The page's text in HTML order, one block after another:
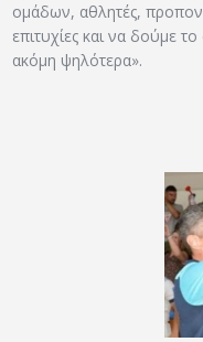
ομάδων, αθλητές,
επιτυχίες και να δούμε
ακόμη ψηλότερα».